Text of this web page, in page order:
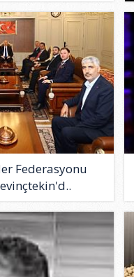
Federasyonu